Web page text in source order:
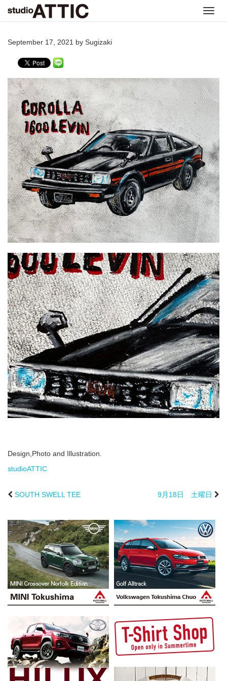
September 17, 2021 by Sugizaki
Design,Photo and Illustration.
studioATTIC
SOUTH SWELL TEE 9月18日 土曜日